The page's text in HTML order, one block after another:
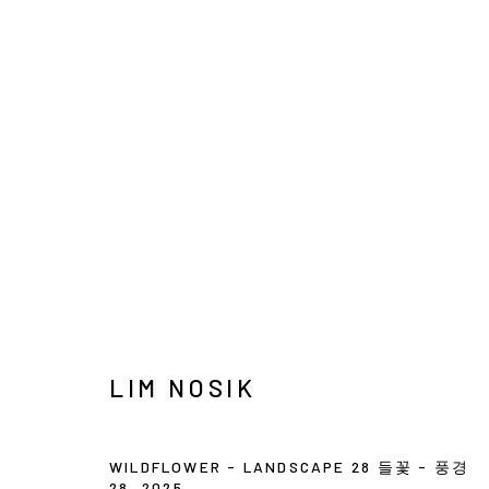
LIM NOSIK
WILDFLOWER - LANDSCAPE 28 들꽃 - 풍경